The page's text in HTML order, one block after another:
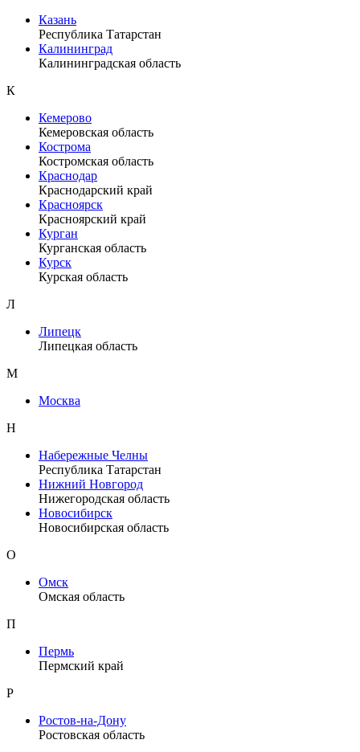
Казань
Республика Татарстан
Калининград
Калининградская область
К
Кемерово
Кемеровская область
Кострома
Костромская область
Краснодар
Краснодарский край
Красноярск
Красноярский край
Курган
Курганская область
Курск
Курская область
Л
Липецк
Липецкая область
М
Москва
Н
Набережные Челны
Республика Татарстан
Нижний Новгород
Нижегородская область
Новосибирск
Новосибирская область
О
Омск
Омская область
П
Пермь
Пермский край
Р
Ростов-на-Дону
Ростовская область